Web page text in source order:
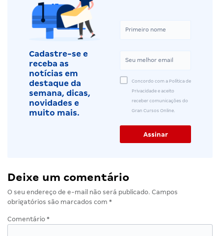
Cadastre-se e
receba as
notícias em
destaque da
semana, dicas,
novidades e
muito mais.
Concordo com a Política de
Privacidade e aceito
receber comunicações do
Gran Cursos Online.
Deixe um comentário
O seu endereço de e-mail não será publicado. Campos
obrigatórios são marcados com *
Comentário *